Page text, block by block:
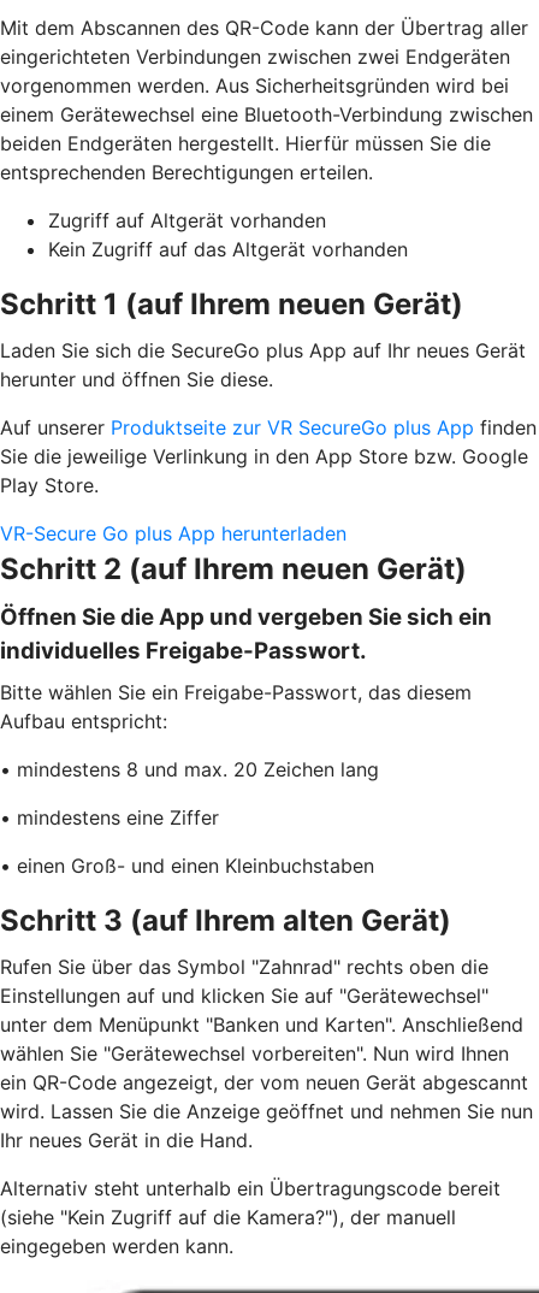
Mit dem Abscannen des QR-Code kann der Übertrag aller
eingerichteten Verbindungen zwischen zwei Endgeräten
vorgenommen werden. Aus Sicherheitsgründen wird bei
einem Gerätewechsel eine Bluetooth-Verbindung zwischen
beiden Endgeräten hergestellt. Hierfür müssen Sie die
entsprechenden Berechtigungen erteilen.
Zugriff auf Altgerät vorhanden
Kein Zugriff auf das Altgerät vorhanden
Schritt 1 (auf Ihrem neuen Gerät)
Laden Sie sich die SecureGo plus App auf Ihr neues Gerät
herunter und öffnen Sie diese.
Auf unserer Produktseite zur VR SecureGo plus App finden
Sie die jeweilige Verlinkung in den App Store bzw. Google
Play Store.
VR-Secure Go plus App herunterladen
Schritt 2 (auf Ihrem neuen Gerät)
Öffnen Sie die App und vergeben Sie sich ein
individuelles Freigabe-Passwort.
Bitte wählen Sie ein Freigabe-Passwort, das diesem
Aufbau entspricht:
• mindestens 8 und max. 20 Zeichen lang
• mindestens eine Ziffer
• einen Groß- und einen Kleinbuchstaben
Schritt 3 (auf Ihrem alten Gerät)
Rufen Sie über das Symbol "Zahnrad" rechts oben die
Einstellungen auf und klicken Sie auf "Gerätewechsel"
unter dem Menüpunkt "Banken und Karten". Anschließend
wählen Sie "Gerätewechsel vorbereiten". Nun wird Ihnen
ein QR-Code angezeigt, der vom neuen Gerät abgescannt
wird. Lassen Sie die Anzeige geöffnet und nehmen Sie nun
Ihr neues Gerät in die Hand.
Alternativ steht unterhalb ein Übertragungscode bereit
(siehe "Kein Zugriff auf die Kamera?"), der manuell
eingegeben werden kann.